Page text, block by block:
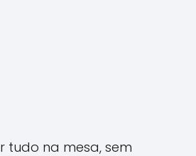
tudo na mesa, sem